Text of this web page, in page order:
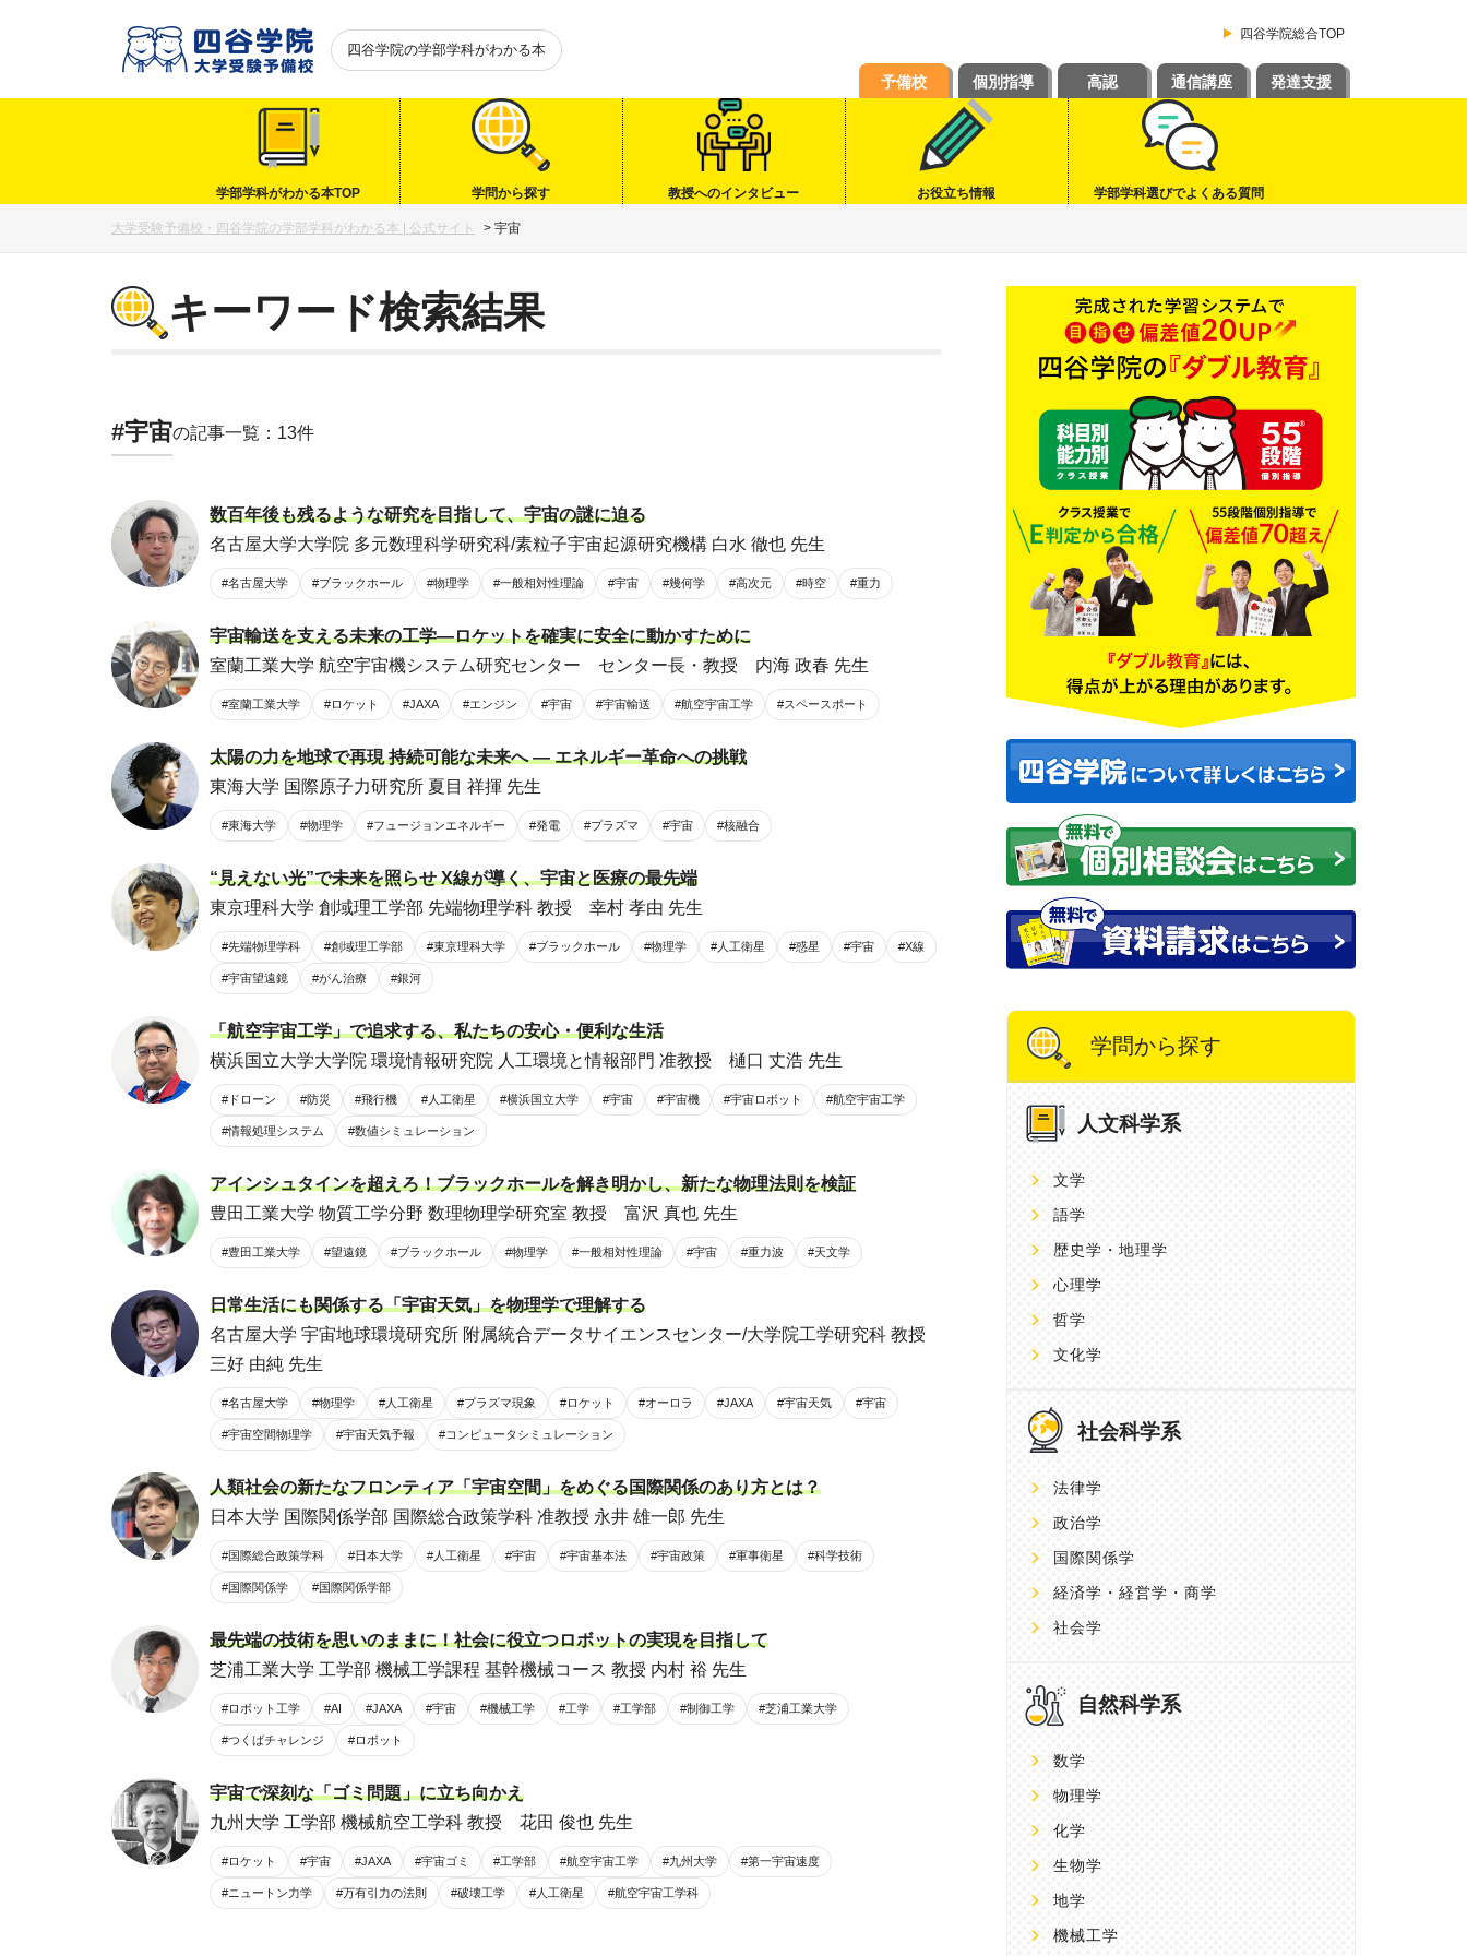
四谷学院の学部学科がわかる本
四谷学院総合TOP
予備校 個別指導 高認 通信講座 発達支援
学部学科がわかる本TOP 学問から探す 教授へのインタビュー お役立ち情報 学部学科選びでよくある質問
大学受験予備校・四谷学院の学部学科がわかる本 | 公式サイト > 宇宙
キーワード検索結果
#宇宙の記事一覧：13件
数百年後も残るような研究を目指して、宇宙の謎に迫る
名古屋大学大学院 多元数理科学研究科/素粒子宇宙起源研究機構 白水 徹也 先生
#名古屋大学 #ブラックホール #物理学 #一般相対性理論 #宇宙 #幾何学 #高次元 #時空 #重力
宇宙輸送を支える未来の工学―ロケットを確実に安全に動かすために
室蘭工業大学 航空宇宙機システム研究センター センター長・教授 内海 政春 先生
#室蘭工業大学 #ロケット #JAXA #エンジン #宇宙 #宇宙輸送 #航空宇宙工学 #スペースポート
太陽の力を地球で再現 持続可能な未来へ ― エネルギー革命への挑戦
東海大学 国際原子力研究所 夏目 祥揮 先生
#東海大学 #物理学 #フュージョンエネルギー #発電 #プラズマ #宇宙 #核融合
“見えない光”で未来を照らせ X線が導く、宇宙と医療の最先端
東京理科大学 創域理工学部 先端物理学科 教授 幸村 孝由 先生
#先端物理学科 #創域理工学部 #東京理科大学 #ブラックホール #物理学 #人工衛星 #惑星 #宇宙 #X線
#宇宙望遠鏡 #がん治療 #銀河
「航空宇宙工学」で追求する、私たちの安心・便利な生活
横浜国立大学大学院 環境情報研究院 人工環境と情報部門 准教授 樋口 丈浩 先生
#ドローン #防災 #飛行機 #人工衛星 #横浜国立大学 #宇宙 #宇宙機 #宇宙ロボット #航空宇宙工学
#情報処理システム #数値シミュレーション
アインシュタインを超えろ！ブラックホールを解き明かし、新たな物理法則を検証
豊田工業大学 物質工学分野 数理物理学研究室 教授 富沢 真也 先生
#豊田工業大学 #望遠鏡 #ブラックホール #物理学 #一般相対性理論 #宇宙 #重力波 #天文学
日常生活にも関係する「宇宙天気」を物理学で理解する
名古屋大学 宇宙地球環境研究所 附属統合データサイエンスセンター/大学院工学研究科 教授
三好 由純 先生
#名古屋大学 #物理学 #人工衛星 #プラズマ現象 #ロケット #オーロラ #JAXA #宇宙天気 #宇宙
#宇宙空間物理学 #宇宙天気予報 #コンピュータシミュレーション
人類社会の新たなフロンティア「宇宙空間」をめぐる国際関係のあり方とは？
日本大学 国際関係学部 国際総合政策学科 准教授 永井 雄一郎 先生
#国際総合政策学科 #日本大学 #人工衛星 #宇宙 #宇宙基本法 #宇宙政策 #軍事衛星 #科学技術
#国際関係学 #国際関係学部
最先端の技術を思いのままに！社会に役立つロボットの実現を目指して
芝浦工業大学 工学部 機械工学課程 基幹機械コース 教授 内村 裕 先生
#ロボット工学 #AI #JAXA #宇宙 #機械工学 #工学 #工学部 #制御工学 #芝浦工業大学
#つくばチャレンジ #ロボット
宇宙で深刻な「ゴミ問題」に立ち向かえ
九州大学 工学部 機械航空工学科 教授 花田 俊也 先生
#ロケット #宇宙 #JAXA #宇宙ゴミ #工学部 #航空宇宙工学 #九州大学 #第一宇宙速度
#ニュートン力学 #万有引力の法則 #破壊工学 #人工衛星 #航空宇宙工学科
学問から探す
人文科学系
文学
語学
歴史学・地理学
心理学
哲学
文化学
社会科学系
法律学
政治学
国際関係学
経済学・経営学・商学
社会学
自然科学系
数学
物理学
化学
生物学
地学
機械工学